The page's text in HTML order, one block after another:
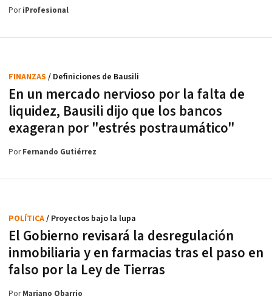
PoriProfesional
En un mercado nervioso por la falta de
liquidez, Bausili dijo que los bancos
exageran por "estrés postraumático"
FINANZAS / Definiciones de Bausili
PorFernando Gutiérrez
El Gobierno revisará la desregulación
inmobiliaria y en farmacias tras el paso en
falso por la Ley de Tierras
POLÍTICA/ Proyectos bajo la lupa
PorMariano Obarrio